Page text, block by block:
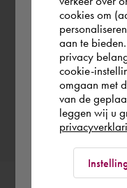
you wish to
Österreich
Rest of the
cookies om
aan te
privacy
cookie-
omgaan met
van de
leggen wij u